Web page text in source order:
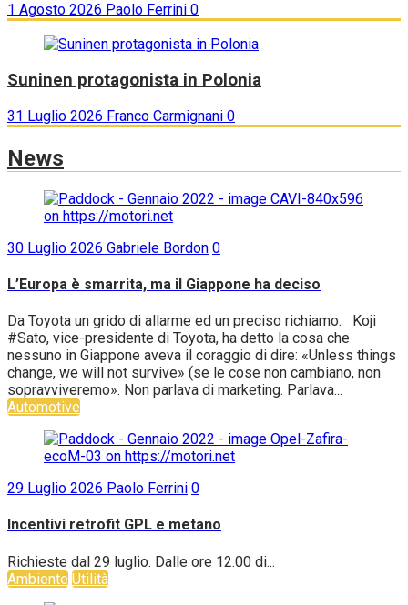
1 Agosto 2026 Paolo Ferrini 0
Suninen protagonista in Polonia
31 Luglio 2026 Franco Carmignani 0
News
30 Luglio 2026 Gabriele Bordon 0
L’Europa è smarrita, ma il Giappone ha deciso
Da Toyota un grido di allarme ed un preciso richiamo. Koji
#Sato, vice-presidente di Toyota, ha detto la cosa che
nessuno in Giappone aveva il coraggio di dire: «Unless things
change, we will not survive» (se le cose non cambiano, non
sopravviveremo». Non parlava di marketing. Parlava...
Automotive
29 Luglio 2026 Paolo Ferrini 0
Incentivi retrofit GPL e metano
Richieste dal 29 luglio. Dalle ore 12.00 di...
Ambiente Utilità